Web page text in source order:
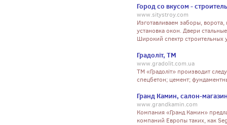
Город со вкусом -
www.sitystroy.com
Изготавливаем заборы,
установка окон. Двери
Широкий спектр строительных
Градоліт, ТМ
www.gradolit.com.ua
ТМ «Градоліт» производит
спецбетон; цемент;
Гранд Камин, салон-
www.grandkamin.com
Компания «Гранд Камин»
компаний Европы таких, как